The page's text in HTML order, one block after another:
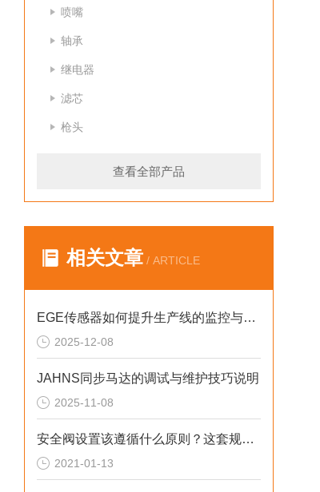
喷嘴
轴承
继电器
滤芯
枪头
查看全部产品
相关文章 / ARTICLE
EGE传感器如何提升生产线的监控与管理效率？
2025-12-08
JAHNS同步马达的调试与维护技巧说明
2025-11-08
安全阀设置该遵循什么原则？这套规定值得回顾！
2021-01-13